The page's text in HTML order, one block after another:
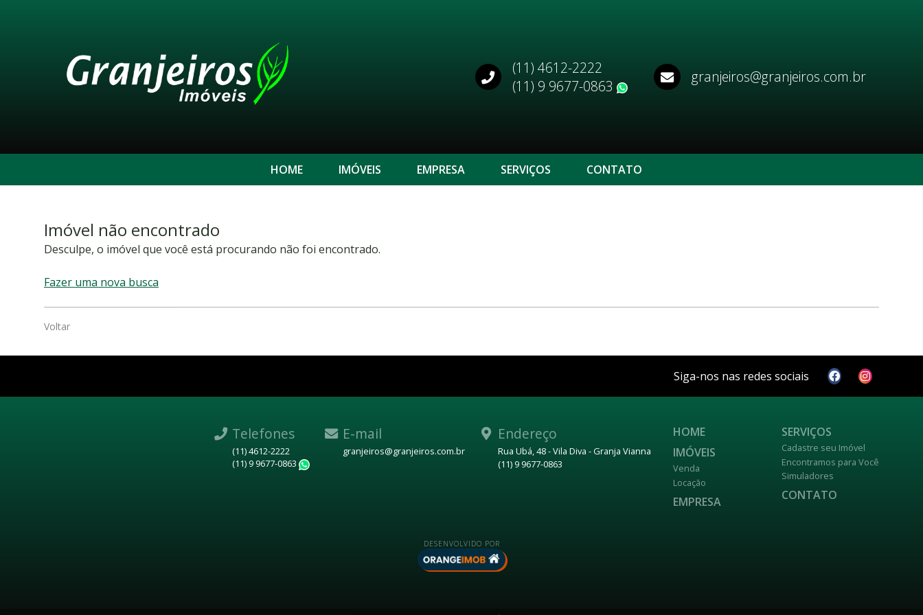
(11) 4612-2222
(11) 9 9677-0863
WhatsApp
granjeiros@granjeiros.com.br
HOME IMÓVEIS EMPRESA SERVIÇOS CONTATO
Imóvel não encontrado
Desculpe, o imóvel que você está procurando não foi encontrado.
Fazer uma nova busca
Voltar
Siga-nos nas redes sociais
Telefones
(11) 4612-2222
(11) 9 9677-0863
E-mail
granjeiros@granjeiros.com.br
Endereço
Rua Ubá, 48 - Vila Diva - Granja Vianna
(11) 9 9677-0863
HOME
IMÓVEIS
Venda
Locação
EMPRESA
SERVIÇOS
Cadastre seu Imóvel
Encontramos para Você
Simuladores
CONTATO
DESENVOLVIDO POR